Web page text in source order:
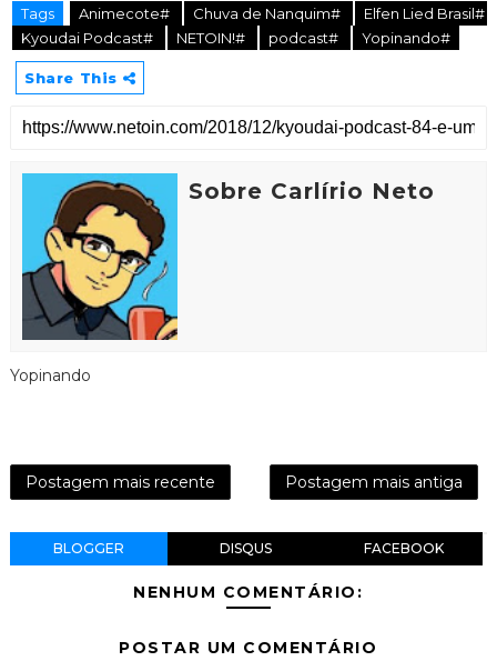
Tags Animecote# Chuva de Nanquim#
Elfen Lied Brasil#
Kyoudai Podcast#
NETOIN!# podcast# Yopinando#
Share This
Sobre Carlírio Neto
Yopinando
Postagem mais recente Postagem mais antiga
BLOGGER DISQUS FACEBOOK
NENHUM COMENTÁRIO:
POSTAR UM COMENTÁRIO